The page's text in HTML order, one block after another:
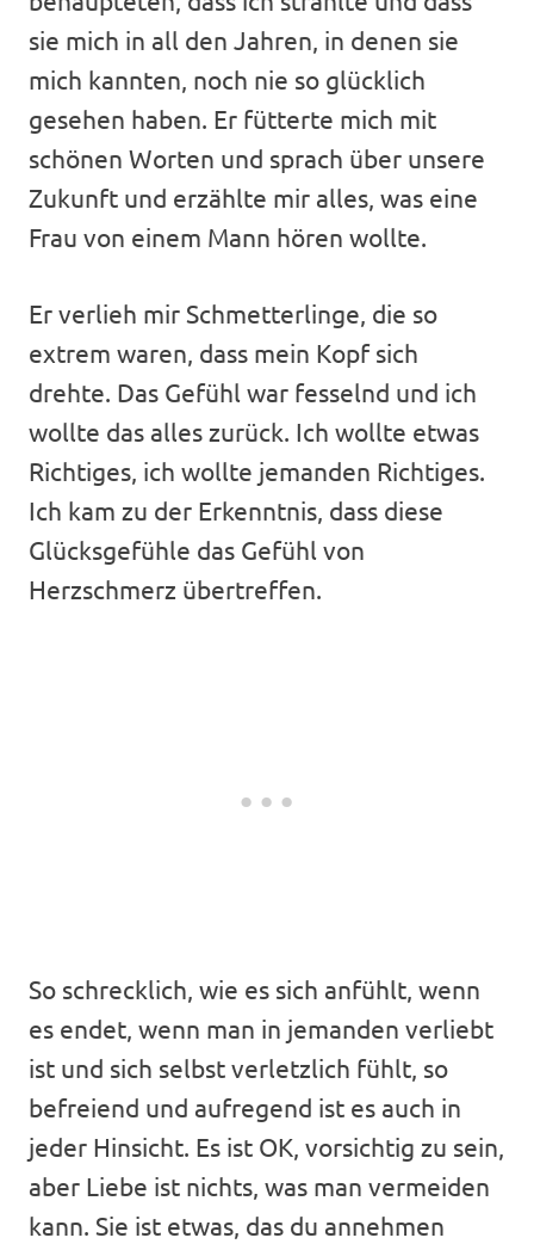
sie mich in all den Jahren, in denen sie
mich kannten, noch nie so glücklich
gesehen haben. Er fütterte mich mit
schönen Worten und sprach über unsere
Zukunft und erzählte mir alles, was eine
Frau von einem Mann hören wollte.
Er verlieh mir Schmetterlinge, die so
extrem waren, dass mein Kopf sich
drehte. Das Gefühl war fesselnd und ich
wollte das alles zurück. Ich wollte etwas
Richtiges, ich wollte jemanden Richtiges.
Ich kam zu der Erkenntnis, dass diese
Glücksgefühle das Gefühl von
Herzschmerz übertreffen.
So schrecklich, wie es sich anfühlt, wenn
es endet, wenn man in jemanden verliebt
ist und sich selbst verletzlich fühlt, so
befreiend und aufregend ist es auch in
jeder Hinsicht. Es ist OK, vorsichtig zu sein,
aber Liebe ist nichts, was man vermeiden
kann. Sie ist etwas, das du annehmen